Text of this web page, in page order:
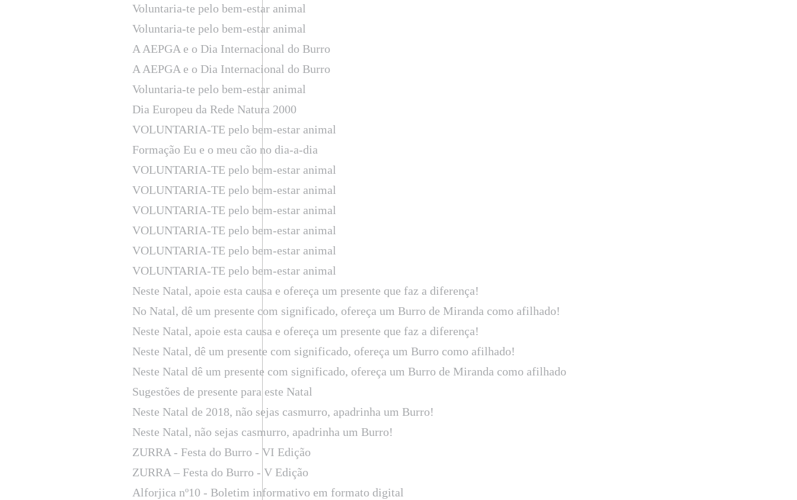
Voluntaria-te pelo bem-estar animal
Voluntaria-te pelo bem-estar animal
A AEPGA e o Dia Internacional do Burro
A AEPGA e o Dia Internacional do Burro
Voluntaria-te pelo bem-estar animal
Dia Europeu da Rede Natura 2000
VOLUNTARIA-TE pelo bem-estar animal
Formação Eu e o meu cão no dia-a-dia
VOLUNTARIA-TE pelo bem-estar animal
VOLUNTARIA-TE pelo bem-estar animal
VOLUNTARIA-TE pelo bem-estar animal
VOLUNTARIA-TE pelo bem-estar animal
VOLUNTARIA-TE pelo bem-estar animal
VOLUNTARIA-TE pelo bem-estar animal
Neste Natal, apoie esta causa e ofereça um presente que faz a diferença!
No Natal, dê um presente com significado, ofereça um Burro de Miranda como afilhado!
Neste Natal, apoie esta causa e ofereça um presente que faz a diferença!
Neste Natal, dê um presente com significado, ofereça um Burro como afilhado!
Neste Natal dê um presente com significado, ofereça um Burro de Miranda como afilhado
Sugestões de presente para este Natal
Neste Natal de 2018, não sejas casmurro, apadrinha um Burro!
Neste Natal, não sejas casmurro, apadrinha um Burro!
ZURRA - Festa do Burro - VI Edição
ZURRA – Festa do Burro - V Edição
Alforjica nº10 - Boletim informativo em formato digital